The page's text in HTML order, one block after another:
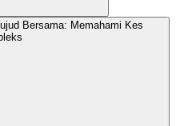
Bersama: Memahami Kes